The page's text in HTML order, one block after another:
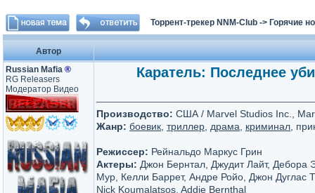
Торрент-трекер NNM-Club -> Горячие
Автор
Russian Mafia ®
RG Releasers
Модератор Видео
Каратель: Последнее
Производство: США / Marvel Studios Inc.,
Жанр: боевик триллер драма криминал ,
Режиссер: Рейнальдо Маркус Грин
Актеры: Джон Бернтал, Джудит Лайт, Дебора
Мур, Келли Баррет, Андре Ройо, Джон Дуглас
Nick Koumalatsos, Addie Bernthal